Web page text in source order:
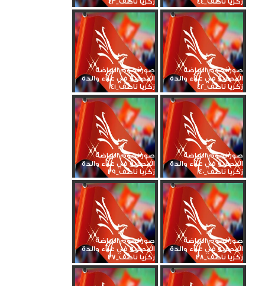
صور نجوم الرياضة
المصرية في عزاء والدة
زكريا ناصف_42
صور نجوم الرياضة
المصرية في عزاء والدة
زكريا ناصف_41
صور نجوم الرياضة
المصرية في عزاء والدة
زكريا ناصف_40
صور نجوم الرياضة
المصرية في عزاء والدة
زكريا ناصف_39
صور نجوم الرياضة
المصرية في عزاء والدة
زكريا ناصف_38
صور نجوم الرياضة
المصرية في عزاء والدة
زكريا ناصف_37